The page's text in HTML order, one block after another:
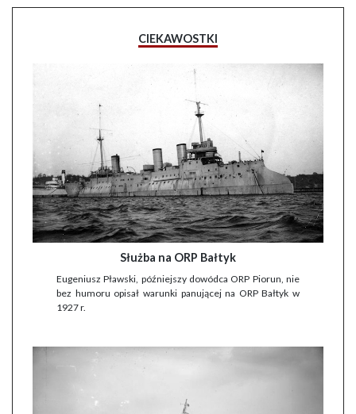
CIEKAWOSTKI
Służba na ORP Bałtyk
Eugeniusz Pławski, późniejszy dowódca ORP Piorun, nie
bez humoru opisał warunki panującej na ORP Bałtyk w
1927 r.